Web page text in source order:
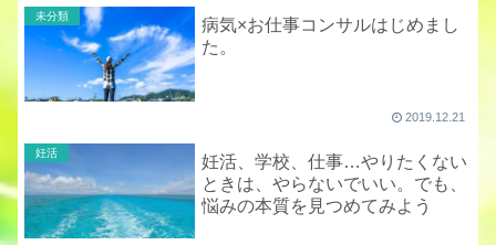
未分類
病気×お仕事コンサルはじめまし
た。
2019.12.21
妊活
妊活、学校、仕事…やりたくない
ときは、やらないでいい。でも、
悩みの本質を見つめてみよう